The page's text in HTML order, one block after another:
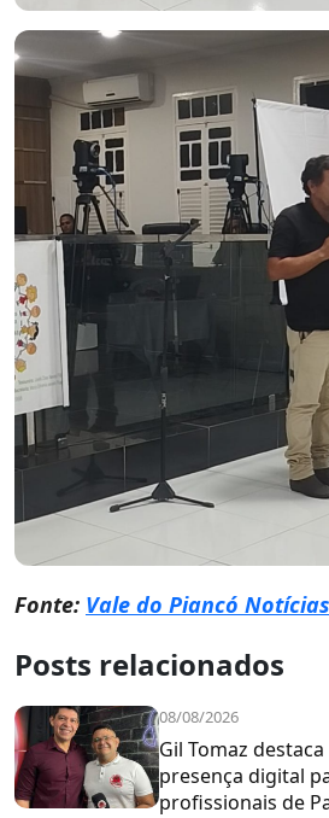
Fonte: Vale do Piancó Notícias
Posts relacionados
08/08/2026
Gil Tomaz
presença digital
profissionais de